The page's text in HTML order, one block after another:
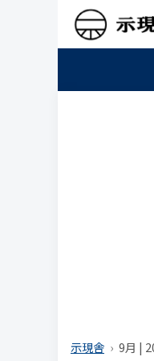
示現舎 9月 |